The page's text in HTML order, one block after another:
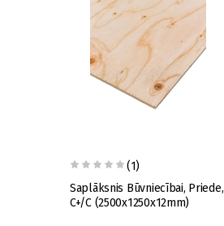
(1)
Saplāksnis Būvniecībai, Priede,
C+/C (2500x1250x12mm)